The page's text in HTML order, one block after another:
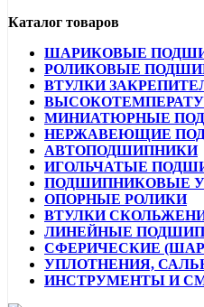
Каталог товаров
ШАРИКОВЫЕ
РОЛИКОВЫЕ
ВТУЛКИ
МИНИАТЮРНЫЕ
НЕРЖАВЕЮЩИЕ
АВТОПОДШИПНИКИ
ИГОЛЬЧАТЫЕ
ПОДШИПНИКОВЫЕ
ОПОРНЫЕ РОЛИКИ
ВТУЛКИ
ЛИНЕЙНЫЕ
СФЕРИЧЕСКИЕ
УПЛОТНЕНИЯ,
ИНСТРУМЕНТЫ И